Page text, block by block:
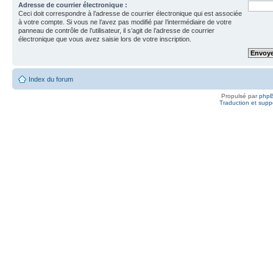
Adresse de courrier électronique :
Ceci doit correspondre à l’adresse de courrier électronique qui est associée
à votre compte. Si vous ne l’avez pas modifié par l’intermédiaire de votre
panneau de contrôle de l’utilisateur, il s’agit de l’adresse de courrier
électronique que vous avez saisie lors de votre inscription.
Index du forum
Propulsé par
Traduction et